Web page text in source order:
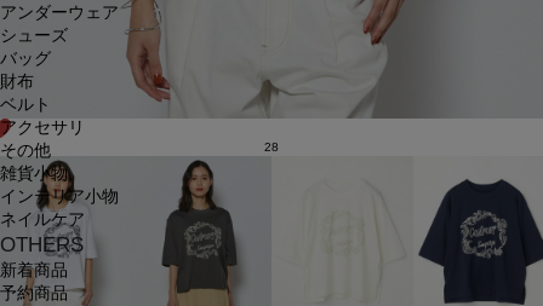
アンダーウェア
シューズ
バッグ
財布
ベルト
アクセサリ
その他
雑貨小物
インテリア小物
ネイルケア
OTHERS
新着商品
予約商品
28